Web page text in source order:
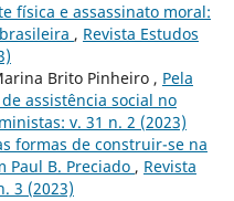
física e assassinato moral:
, Revista Estudos
Brito Pinheiro , Pela
assistência social no
v. 31 n. 2 (2023)
formas de construir-se na
Paul B. Preciado , Revista
3 (2023)